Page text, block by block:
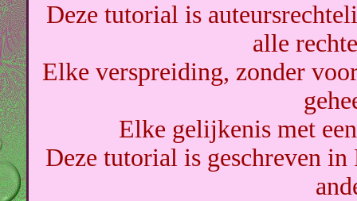
Deze tutorial is
alle
Elke verspreiding, zonder
Elke gelijkenis met
Deze tutorial is geschreven